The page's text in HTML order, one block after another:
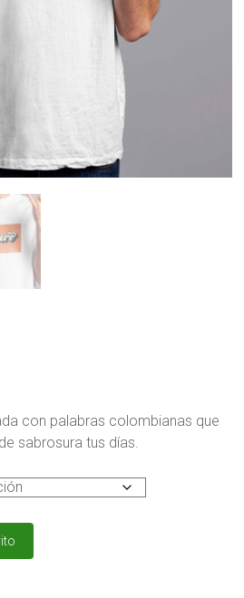
con palabras colombianas que
sabrosura tus días.